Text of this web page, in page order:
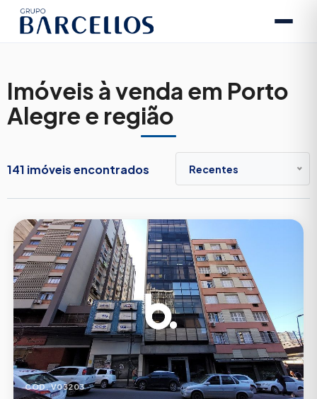
Imóveis à venda em Porto
Alegre e região
141 imóveis encontrados Recentes
CÓD. V03203